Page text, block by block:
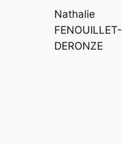
Nathalie
FENOUILLET-
DERONZE